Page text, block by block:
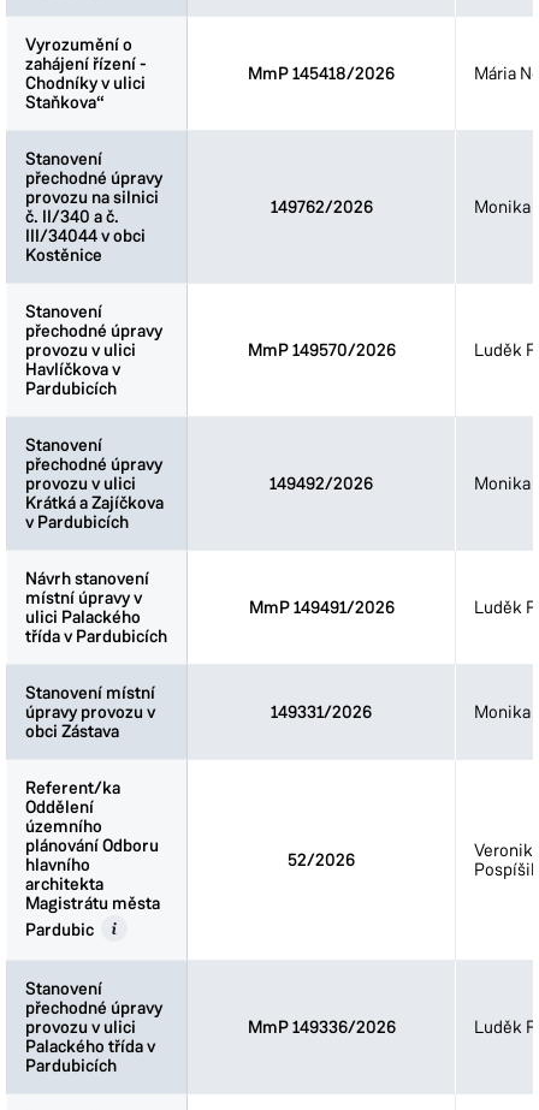
Vyrozumění o
zahájení řízení -
Chodníky v ulici
Staňkova“
MmP 145418/2026 Mária
Stanovení
přechodné úpravy
provozu na silnici
č. II/340 a č.
III/34044 v obci
Kostěnice
149762/2026 Monika
Stanovení
přechodné úpravy
provozu v ulici
Havlíčkova v
Pardubicích
MmP 149570/2026 Luděk
Stanovení
přechodné úpravy
provozu v ulici
Krátká a Zajíčkova
v Pardubicích
149492/2026 Monika
Návrh stanovení
místní úpravy v
ulici Palackého
třída v Pardubicích
MmP 149491/2026 Luděk
Stanovení místní
úpravy provozu v
obci Zástava
149331/2026 Monika
Referent/ka
Oddělení
územního
plánování Odboru
hlavního
architekta
Magistrátu města
Pardubic
52/2026
Stanovení
přechodné úpravy
provozu v ulici
Palackého třída v
Pardubicích
MmP 149336/2026 Luděk
Vyrozumění o
zahájení řízení -
Chodníky v ulici
Staňkova“
Stanovení
přechodné úpravy
provozu na silnici
č. II/340 a č.
III/34044 v obci
Kostěnice
Stanovení
přechodné úpravy
provozu v ulici
Havlíčkova v
Pardubicích
Stanovení
přechodné úpravy
provozu v ulici
Krátká a Zajíčkova
v Pardubicích
Návrh stanovení
místní úpravy v
ulici Palackého
třída v Pardubicích
Stanovení místní
úpravy provozu v
obci Zástava
Referent/ka
Oddělení
územního
plánování Odboru
hlavního
architekta
Magistrátu města
Pardubic
Stanovení
přechodné úpravy
provozu v ulici
Palackého třída v
Pardubicích